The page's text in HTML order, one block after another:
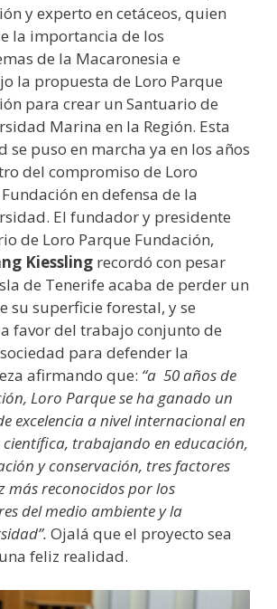
y experto en cetáceos, quien
la importancia de los
de la Macaronesia e
la propuesta de Loro Parque
para crear un Santuario de
Marina en la Región. Esta
se puso en marcha ya en los años
del compromiso de Loro
en defensa de la
El fundador y presidente
de Loro Parque Fundación,
Kiessling recordó con pesar
de Tenerife acaba de perder un
su superficie forestal, y se
favor del trabajo conjunto de
para defender la
afirmando que: “a 50 años de
Loro Parque se ha ganado un
excelencia a nivel internacional en
trabajando en educación,
y conservación, tres factores
más reconocidos por los
del medio ambiente y la
Ojalá que el proyecto sea
feliz realidad.